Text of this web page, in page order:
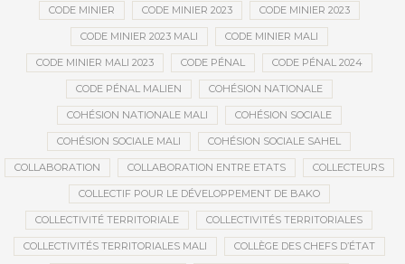
CODE MINIER CODE MINIER 2023 CODE MINIER 2023
CODE MINIER 2023 MALI CODE MINIER MALI
CODE MINIER MALI 2023 CODE PÉNAL CODE PÉNAL 2024
CODE PÉNAL MALIEN COHÉSION NATIONALE
COHÉSION NATIONALE MALI COHÉSION SOCIALE
COHÉSION SOCIALE MALI COHÉSION SOCIALE SAHEL
COLLABORATION COLLABORATION ENTRE ETATS COLLECTEURS
COLLECTIF POUR LE DÉVELOPPEMENT DE BAKO
COLLECTIVITÉ TERRITORIALE COLLECTIVITÉS TERRITORIALES
COLLECTIVITÉS TERRITORIALES MALI COLLÈGE DES CHEFS D’ÉTAT